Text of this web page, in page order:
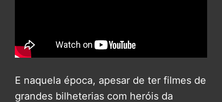
E naquela época, apesar de ter filmes de
grandes bilheterias com heróis da